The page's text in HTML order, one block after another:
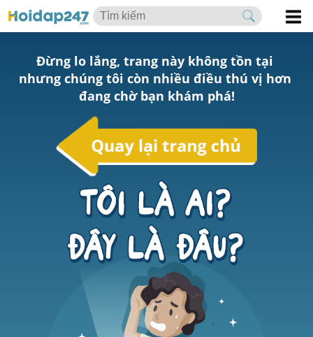
Đừng lo lắng, trang này không tồn tại
nhưng chúng tôi còn nhiều điều thú vị hơn
đang chờ bạn khám phá!